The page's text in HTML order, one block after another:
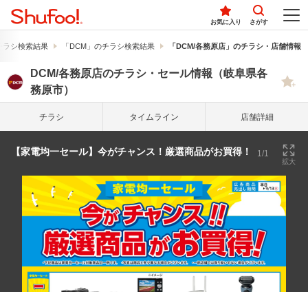
お気に入り さがす
ラシ検索結果 「DCM」のチラシ検索結果 「DCM/各務原店」のチラシ・店舗情報
DCM/各務原店のチラシ・セール情報（岐阜県各
務原市）
チラシ タイム ライン 店舗詳細
【家電均一セール】今がチャンス！厳選商品がお買得！ 1/1
拡大